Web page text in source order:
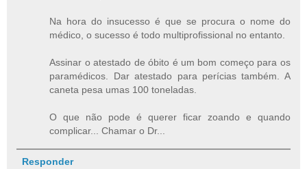
Na hora do insucesso é que se procura o nome do
médico, o sucesso é todo multiprofissional no entanto.
Assinar o atestado de óbito é um bom começo para os
paramédicos. Dar atestado para perícias também. A
caneta pesa umas 100 toneladas.
O que não pode é querer ficar zoando e quando
complicar... Chamar o Dr...
Responder